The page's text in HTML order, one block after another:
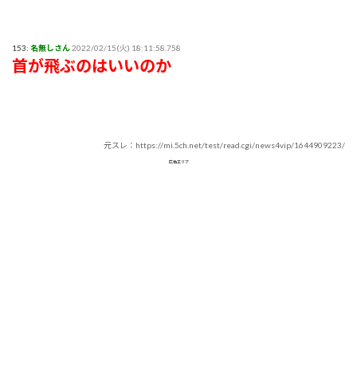
153: 名無しさん2022/02/15(火) 18:11:58.758
首が飛ぶのはいいのか
元スレ：https://mi.5ch.net/test/read.cgi/news4vip/1644909223/
広告エリア